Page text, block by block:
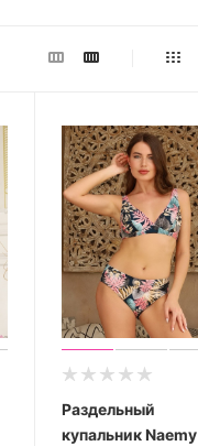
Раздельный
купальник Naemy